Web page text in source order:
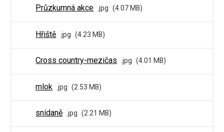
Průzkumná akce jpg 4.07 MB
Hřiště jpg 4.23 MB
Cross country-mezičas jpg 4.01 MB
mlok jpg 2.53 MB
snídaně jpg 2.21 MB